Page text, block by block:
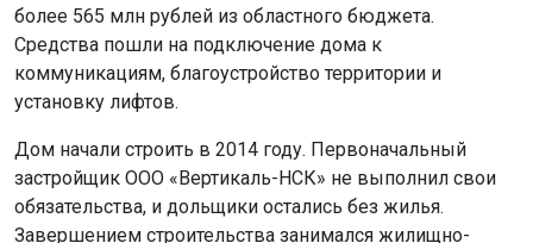
более 565 млн рублей из областного бюджета.
Средства пошли на подключение дома к
коммуникациям, благоустройство территории и
установку лифтов.
Дом начали строить в 2014 году. Первоначальный
застройщик ООО «Вертикаль-НСК» не выполнил свои
обязательства, и дольщики остались без жилья.
Завершением строительства занимался жилищно-